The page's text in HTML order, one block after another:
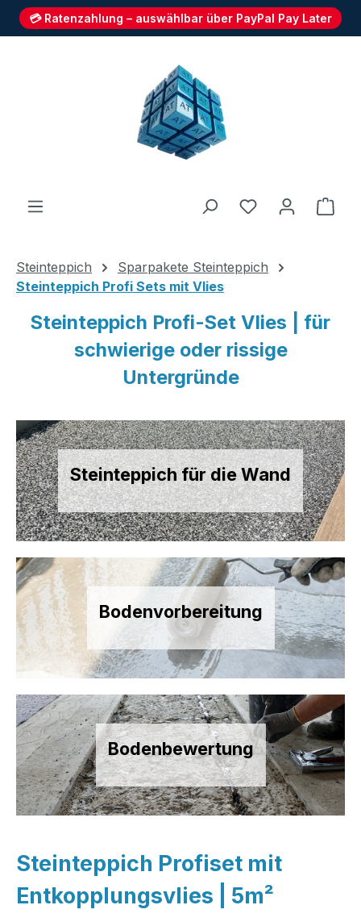
💳 Ratenzahlung – auswählbar über PayPal Pay Later
Du hast 0
Steinteppich
Sparpakete Steinteppich
Steinteppich Profi Sets mit Vlies
Steinteppich Profi-Set Vlies | für
schwierige oder rissige
Untergründe
Steinteppich für die Wand
Bodenvorbereitung
Bodenbewertung
Steinteppich Profiset mit
Entkopplungsvlies | 5m²